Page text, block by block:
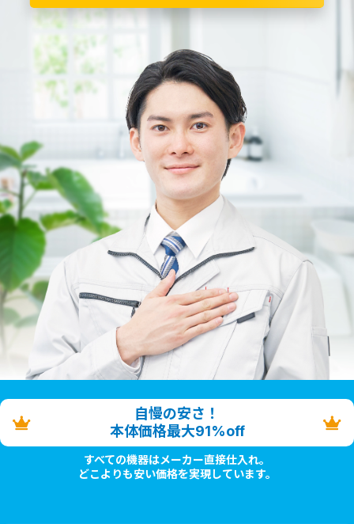
自慢の安さ！
本体価格最大91%off
すべての機器はメーカー直接仕入れ。
どこよりも安い価格を実現しています。